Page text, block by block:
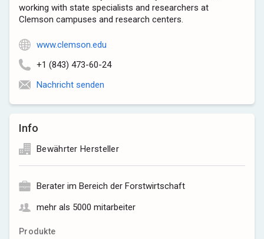
Info
Bewährter Hersteller
Berater im Bereich der Forstwirtschaft
mehr als 5000 mitarbeiter
Produkte
working with state specialists and researchers at
Clemson campuses and research centers.
www.clemson.edu
+1 (843) 473-60-24
Nachricht senden